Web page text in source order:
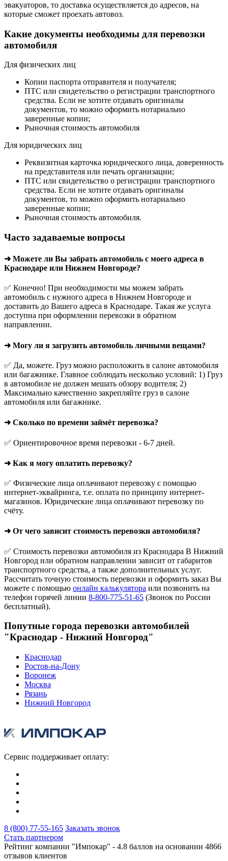
эвакуаторов, то доставка осуществляется до адресов, на
которые сможет проехать автовоз.
Какие документы необходимы для перевозки
автомобиля
Для физических лиц
Копии паспорта отправителя и получателя;
ПТС или свидетельство о регистрации транспортного
средства. Если не хотите отдавать оригиналы
документов, то можно оформить нотариально
заверенные копии;
Рыночная стоимость автомобиля
Для юридических лиц
Реквизитная карточка юридического лица, доверенность
на представителя или печать организации;
ПТС или свидетельство о регистрации транспортного
средства. Если не хотите отдавать оригиналы
документов, то можно оформить нотариально
заверенные копии;
Рыночная стоимость автомобиля.
Часто задаваемые вопросы
➜ Можете ли Вы забрать автомобиль с моего адреса в
Краснодаре или Нижнем Новгороде?
✅ Конечно! При необходимости мы можем забрать
автомобиль с нужного адреса в Нижнем Новгороде и
доставить до Вашего адреса в Краснодаре. Такая же услуга
доступна при оформлении перевозки в обратном
направлении.
➜ Могу ли я загрузить автомобиль личными вещами?
✅ Да, можете. Груз можно расположить в салоне автомобиля
или багажнике. Главное соблюдать несколько условий: 1) Груз
в автомобиле не должен мешать обзору водителя; 2)
Максимально качественно закрепляйте груз в салоне
автомобиля или багажнике.
➜ Сколько по времени займёт перевозка?
✅ Ориентировочное время перевозки - 6-7 дней.
➜ Как я могу оплатить перевозку?
✅ Физические лица оплачивают перевозку с помощью
интернет-эквайринга, т.е. оплата по принципу интернет-
магазинов. Юридические лица оплачивают перевозку по
счёту.
➜ От чего зависит стоимость перевозки автомобиля?
✅ Стоимость перевозки автомобиля из Краснодара В Нижний
Новгород или обратном направлении зависит от габаритов
транспортного средства, а также дополнительных услуг.
Рассчитать точную стоимость перевозки и оформить заказ Вы
можете с помощью онлайн калькулятора или позвонить на
телефон горячей линии 8-800-775-51-65 (Звонок по России
бесплатный).
Попутные города перевозки автомобилей
"Краснодар - Нижний Новгород"
Краснодар
Ростов-на-Дону
Воронеж
Москва
Рязань
Нижний Новгород
Сервис поддерживает оплату:
8 (800) 77-55-165 Заказать звонок
Стать партнером
Рейтинг компании "Импокар" - 4.8 баллов на основании 4866
отзывов клиентов